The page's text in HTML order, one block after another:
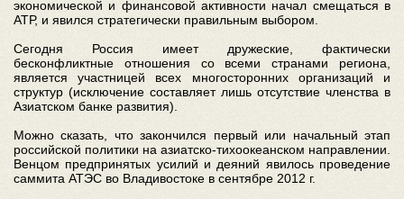
экономической и финансовой активности начал смещаться в
АТР, и явился стратегически правильным выбором.
Сегодня Россия имеет дружеские, фактически
бесконфликтные отношения со всеми странами региона,
является участницей всех многосторонних организаций и
структур (исключение составляет лишь отсутствие членства в
Азиатском банке развития).
Можно сказать, что закончился первый или начальный этап
российской политики на азиатско-тихоокеанском направлении.
Венцом предпринятых усилий и деяний явилось проведение
саммита АТЭС во Владивостоке в сентябре 2012 г.